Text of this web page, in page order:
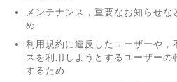
メンテナンス，重要なお知らせ
め
利用規約に違反したユーザーや
スを利用しようとするユーザーの
するため